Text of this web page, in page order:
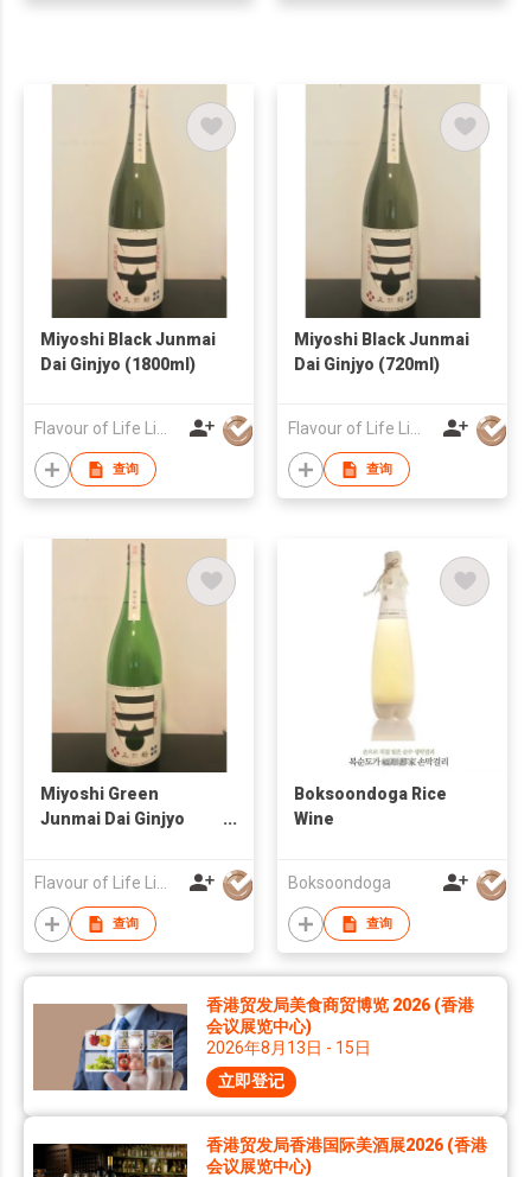
Miyoshi Black Junmai
Dai Ginjyo (1800ml)
查询
Miyoshi Black Junmai
Dai Ginjyo (720ml)
查询
Miyoshi Green
Junmai Dai Ginjyo
Flavour of Life Limited
查询
Boksoondoga Rice
Wine
Boksoondoga
查询
香港贸发局美食商贸博览 2026 (香港
会议展览中心)
2026年8月13日 - 15日
立即登记
香港贸发局香港国际美酒展2026 (香港
会议展览中心)